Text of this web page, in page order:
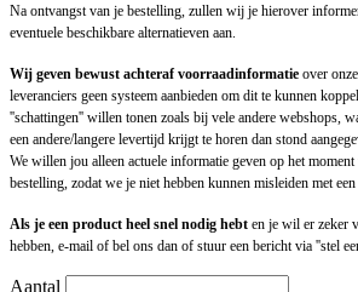
Na ontvangst van je bestelling, zullen wij je hierover
eventuele beschikbare alternatieven aan.
Wij geven bewust achteraf voorraadinformatie over
leveranciers geen systeem aanbieden om dit te kunnen
''schattingen'' willen tonen zoals bij vele andere webshops,
een andere/langere levertijd krijgt te horen dan stond
We willen jou alleen actuele informatie geven op het
bestelling, zodat we je niet hebben kunnen misleiden met
Als je een product heel snel nodig hebt en je wil er zeker
hebben, e-mail of bel ons dan of stuur een bericht via ''stel
Aantal